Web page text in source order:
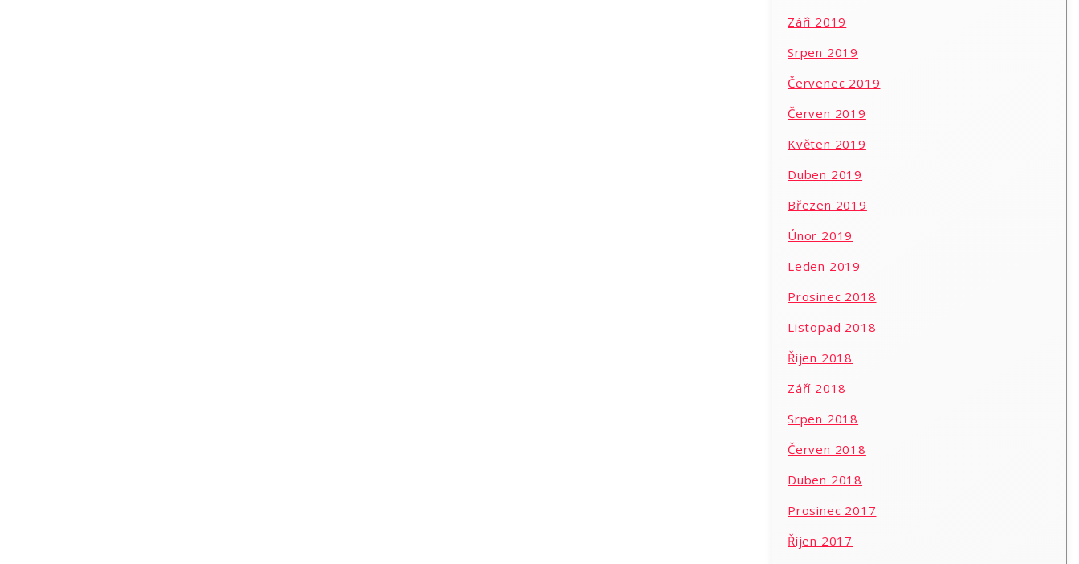
Září 2019
Srpen 2019
Červenec 2019
Červen 2019
Květen 2019
Duben 2019
Březen 2019
Únor 2019
Leden 2019
Prosinec 2018
Listopad 2018
Říjen 2018
Září 2018
Srpen 2018
Červen 2018
Duben 2018
Prosinec 2017
Říjen 2017